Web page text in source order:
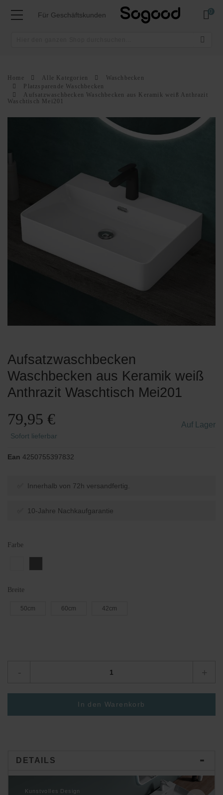
Für Geschäftskunden
Home Alle Kategorien
Waschbecken
Platzsparende Waschbecken
Aufsatzwaschbecken Waschbecken aus Keramik weiß Anthrazit
Waschtisch Mei201
Aufsatzwaschbecken
Waschbecken aus Keramik weiß
Anthrazit Waschtisch Mei201
79,95 €
Sofort lieferbar
Auf Lager
Ean 4250755397832
✅ Innerhalb von 72h versandfertig.
✅ 10-Jahre Nachkaufgarantie
Farbe
Breite
50cm 60cm 42cm
- +
In den Warenkorb
DETAILS
Kunstvolles Design